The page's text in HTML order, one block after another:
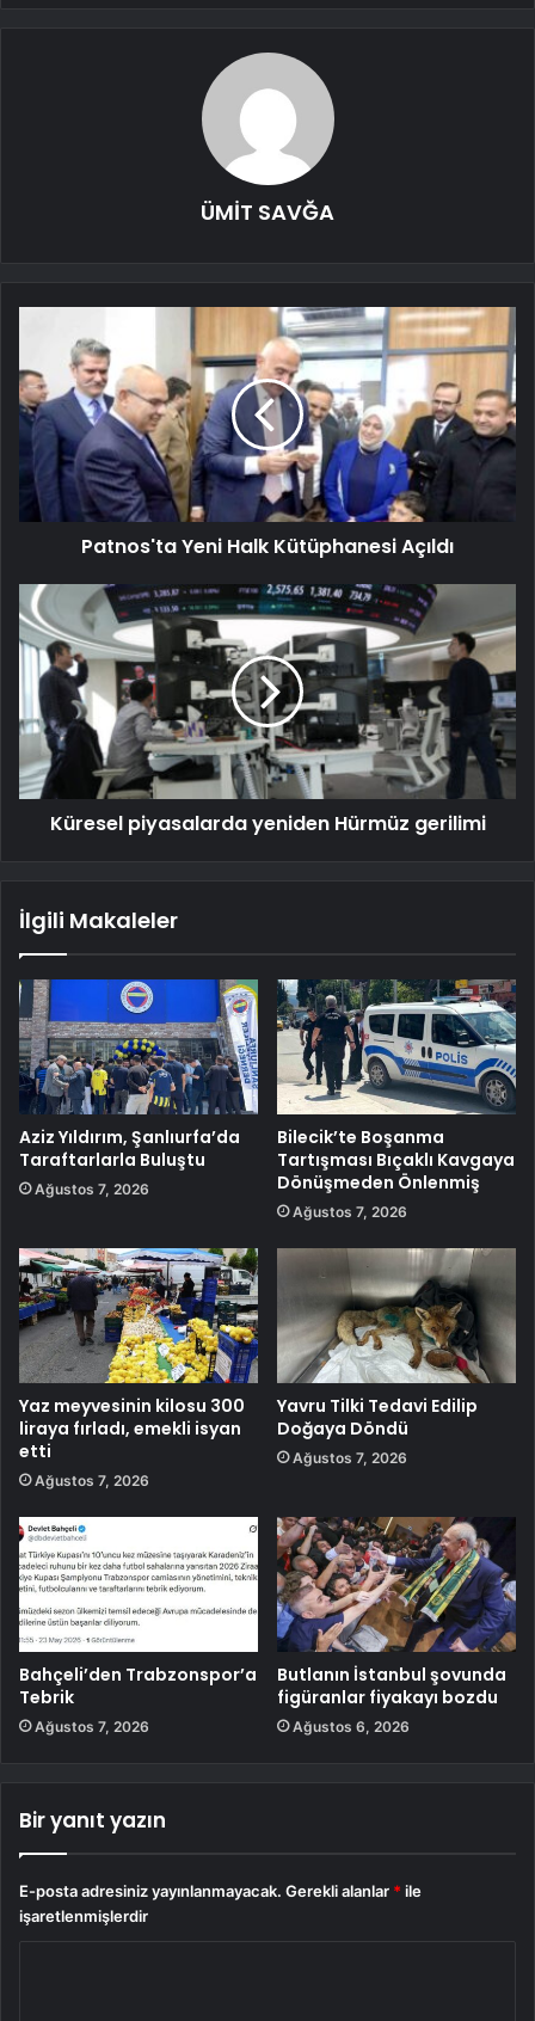
ÜMİT SAVĞA
Patnos'ta Yeni Halk Kütüphanesi Açıldı
Küresel piyasalarda yeniden Hürmüz gerilimi
İlgili Makaleler
Aziz Yıldırım, Şanlıurfa’da
Taraftarlarla Buluştu
Ağustos 7, 2026
Bilecik’te Boşanma
Tartışması Bıçaklı Kavgaya
Dönüşmeden Önlenmiş
Ağustos 7, 2026
Yaz meyvesinin kilosu 300
liraya fırladı, emekli isyan
etti
Ağustos 7, 2026
Yavru Tilki Tedavi Edilip
Doğaya Döndü
Ağustos 7, 2026
Bahçeli’den Trabzonspor’a
Tebrik
Ağustos 7, 2026
Butlanın İstanbul şovunda
figüranlar fiyakayı bozdu
Ağustos 6, 2026
Bir yanıt yazın
E-posta adresiniz yayınlanmayacak. Gerekli alanlar * ile
işaretlenmişlerdir